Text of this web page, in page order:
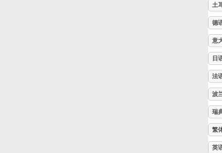
土
德
意
日
法
波
瑞
繁
英